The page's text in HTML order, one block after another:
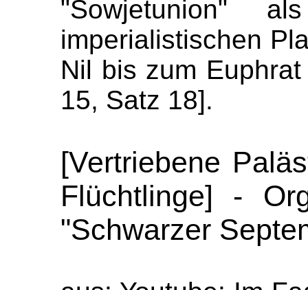
"Sowjetunion"
imperialistischen
Nil bis zum
15, Satz 18].
[Vertriebene
Flüchtlinge] -
"Schwarzer